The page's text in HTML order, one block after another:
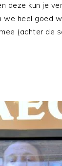
deze kun je
we heel goed
(achter de